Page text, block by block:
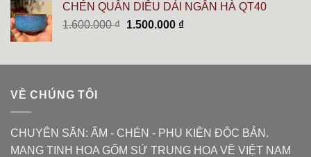
6.000.000 ₫.là:
5.400.000 ₫.
CHÉN QUÂN DIÊU DẢI NGÂN HÀ QT40
1.600.000₫ Giá
1.600.000 ₫.
1.500.000 ₫Giá
là:
VỀ CHÚNG TÔI
CHUYÊN SĂN: ẤM - CHÉN - PHỤ KIỆN ĐỘC BẢN.
MANG TINH HOA GỐM SỨ TRUNG HOA VỀ VIỆT NAM